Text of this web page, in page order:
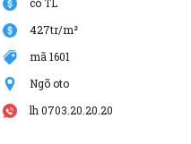
427tr/m²
mã 1601
Ngõ oto
lh 0703.20.20.20